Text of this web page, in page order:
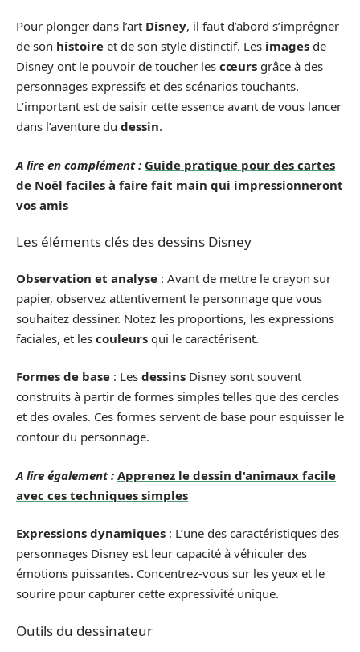
Pour plonger dans l’art Disney, il faut d’abord s’imprégner
de son histoire et de son style distinctif. Les images de
Disney ont le pouvoir de toucher les cœurs grâce à des
personnages expressifs et des scénarios touchants.
L’important est de saisir cette essence avant de vous lancer
dans l’aventure du dessin.
A lire en complément : Guide pratique pour des cartes
de Noël faciles à faire fait main qui impressionneront
vos amis
Les éléments clés des dessins Disney
Observation et analyse : Avant de mettre le crayon sur
papier, observez attentivement le personnage que vous
souhaitez dessiner. Notez les proportions, les expressions
faciales, et les couleurs qui le caractérisent.
Formes de base : Les dessins Disney sont souvent
construits à partir de formes simples telles que des cercles
et des ovales. Ces formes servent de base pour esquisser le
contour du personnage.
A lire également : Apprenez le dessin d'animaux facile
avec ces techniques simples
Expressions dynamiques : L’une des caractéristiques des
personnages Disney est leur capacité à véhiculer des
émotions puissantes. Concentrez-vous sur les yeux et le
sourire pour capturer cette expressivité unique.
Outils du dessinateur